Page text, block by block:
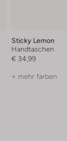
Sticky Lemon
Handtaschen
€ 34,99
+ mehr farben